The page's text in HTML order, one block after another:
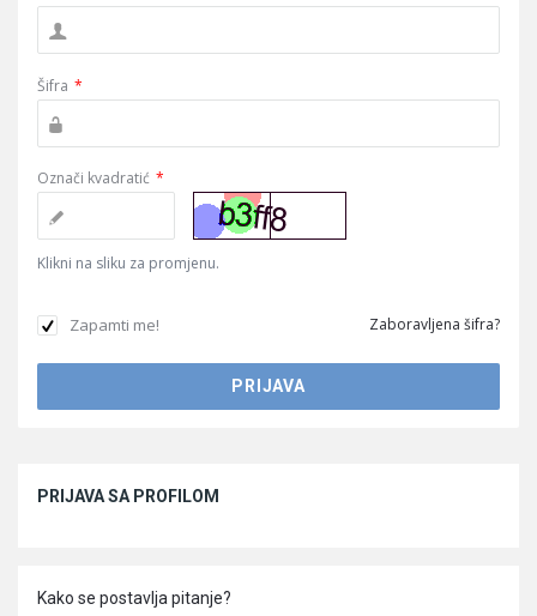
Šifra *
Označi kvadratić *
Klikni na sliku za promjenu.
Zapamti me! Zaboravljena šifra?
PRIJAVA SA PROFILOM
Kako se postavlja pitanje?